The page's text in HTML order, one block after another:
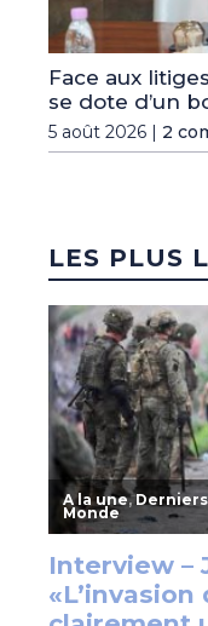
Face aux
se dote d’un
5 août 2026 | 2
LES PLUS